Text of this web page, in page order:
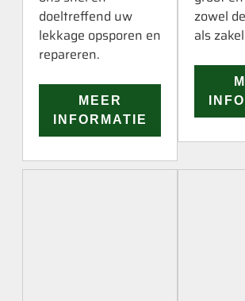
doeltreffend uw
lekkage opsporen en
repareren.
MEER
INFORMATIE
zowel
als